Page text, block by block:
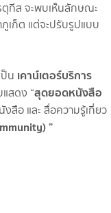
ตุกีส จะพบเห็นลักษณะ
เก็ต แต่จะปรับรูปแบบ
น เคาน์เตอร์บริการ
สดง “สุดยอดหนังสือ
สือ และ สื่อความรู้เกี่ยว
”